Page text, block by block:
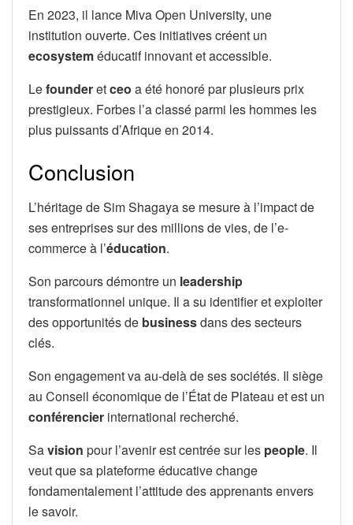
En 2023, il lance Miva Open University, une
institution ouverte. Ces initiatives créent un
ecosysteméducatif innovant et accessible.
Lefounderetceo a été honoré par plusieurs prix
prestigieux. Forbes l’a classé parmi les hommes les
plus puissants d’Afrique en 2014.
Conclusion
L’héritage de Sim Shagaya se mesure à l’impact de
ses entreprises sur des millions de vies, de l’e-
commerce à l’éducation.
Son parcours démontre un leadership
transformationnel unique. Il a su identifier et exploiter
des opportunités de businessdans des secteurs
clés.
Son engagement va au-delà de ses sociétés. Il siège
au Conseil économique de l’État de Plateau et est un
conférencier international recherché.
Savision pour l’avenir est centrée sur les people. Il
veut que sa plateforme éducative change
fondamentalement l’attitude des apprenants envers
le savoir.